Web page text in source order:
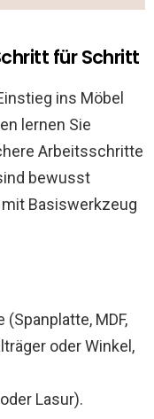
für Schritt
ins Möbel
lernen Sie
Arbeitsschritte
bewusst
Basiswerkzeug
MDF,
oder Winkel,
Lasur).